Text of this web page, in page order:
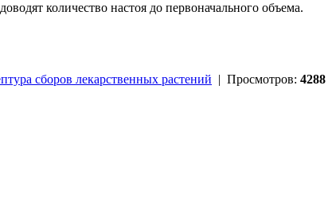
количество настоя до первоначального объема.
сборов лекарственных растений | Просмотров: 4288